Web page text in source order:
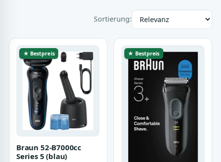
Sortierung:
★ Bestpreis
Braun 52-B7000cc
Series 5 (blau)
★ Bestpreis